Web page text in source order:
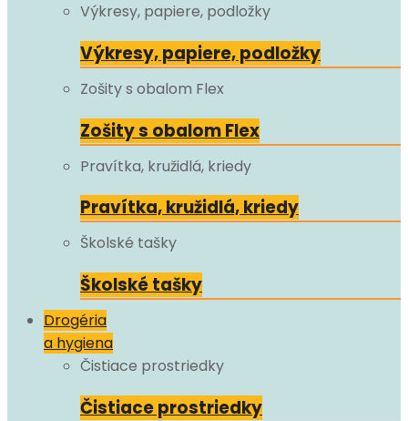
Výkresy, papiere, podložky
Výkresy, papiere, podložky
Zošity s obalom Flex
Zošity s obalom Flex
Pravítka, kružidlá, kriedy
Pravítka, kružidlá, kriedy
Školské tašky
Školské tašky
Drogéria
a hygiena
Čistiace prostriedky
Čistiace prostriedky